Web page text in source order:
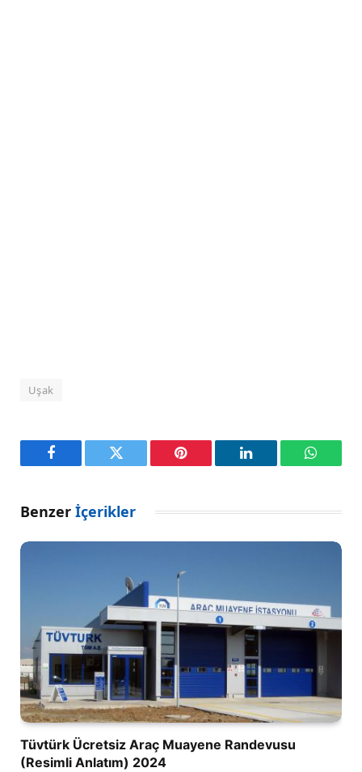
Uşak
Facebook Twitter Pinterest LinkedIn
Benzer İçerikler
Tüvtürk Ücretsiz Araç Muayene Randevusu
(Resimli Anlatım) 2024